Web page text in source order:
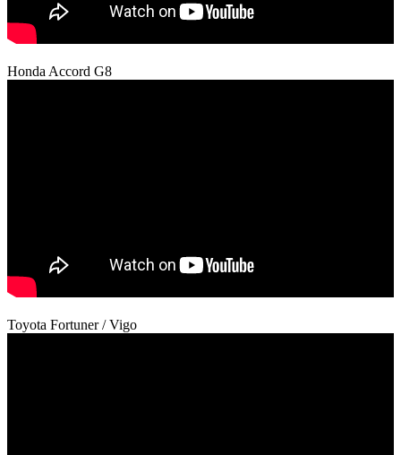
Honda Accord G8
Toyota Fortuner / Vigo